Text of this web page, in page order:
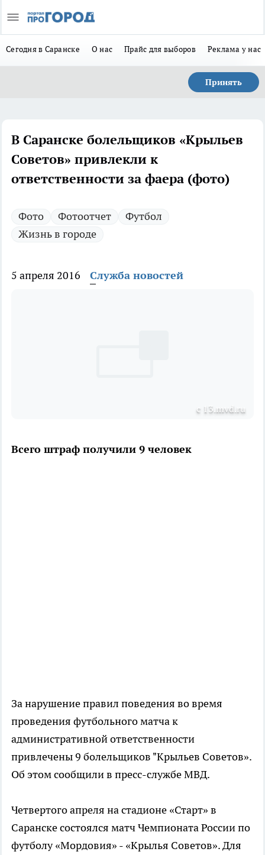
Сегодня в Саранске О нас Прайс для выборов Реклама у нас
Принять
В Саранске болельщиков «Крыльев
Советов» привлекли к
ответственности за фаера (фото)
Фото Фотоотчет
Футбол
Жизнь в городе
5 апреля 2016 Служба новостей
с 13.mvd.ru
Всего штраф получили 9 человек
За нарушение правил поведения во время
проведения футбольного матча к
административной ответственности
привлечены 9 болельщиков "Крыльев Советов».
Об этом сообщили в пресс-службе МВД.
Четвертого апреля на стадионе «Старт» в
Саранске состоялся матч Чемпионата России по
футболу «Мордовия» - «Крылья Советов». Для